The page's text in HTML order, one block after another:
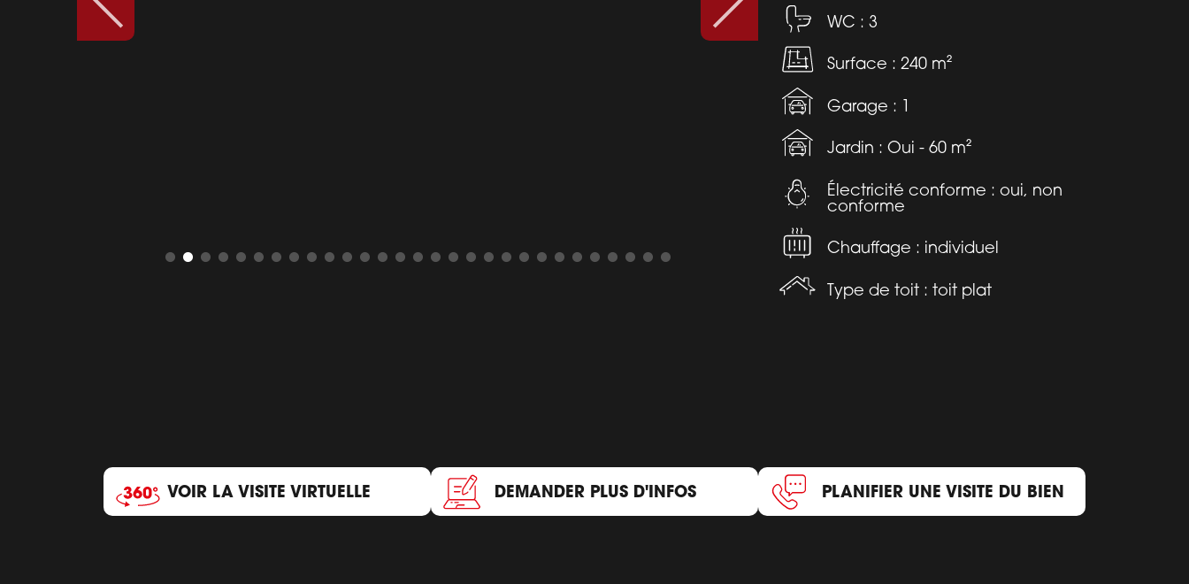
WC : 3
Surface : 240 m²
Garage : 1
Jardin : Oui - 60 m²
Électricité conforme : oui, non
conforme
Chauffage : individuel
Type de toit : toit plat
VOIR LA VISITE VIRTUELLE DEMANDER PLUS D'INFOS PLANIFIER UNE VISITE DU BIEN